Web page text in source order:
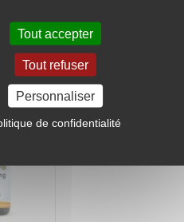
Tout accepter
Tout refuser
Personnaliser
de confidentialité